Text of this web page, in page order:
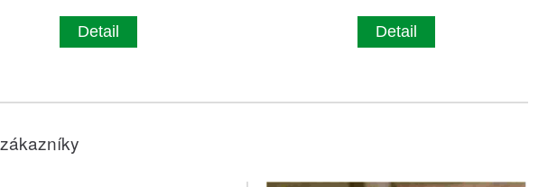
Detail Detail